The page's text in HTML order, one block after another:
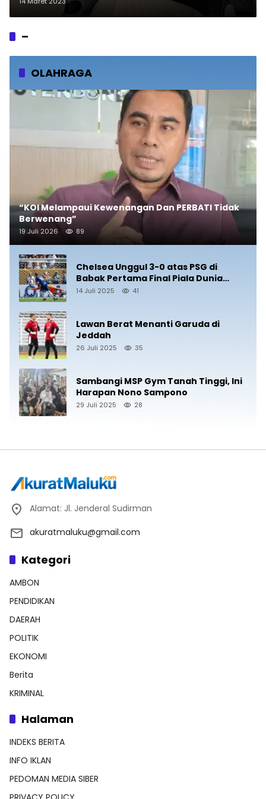
–
OLAHRAGA
“KOI Melampaui Kewenangan Dan PERBATI Tidak
Berwenang”
19 Juli 2026 89
Chelsea Unggul 3-0 atas PSG di
Babak Pertama Final Piala Dunia
Antarklub 2025
14 Juli 2025 41
Lawan Berat Menanti Garuda di
Jeddah
26 Juli 2025 35
Sambangi MSP Gym Tanah Tinggi, Ini
Harapan Nono Sampono
29 Juli 2025 28
Alamat: Jl. Jenderal Sudirman
akuratmaluku@gmail.com
Kategori
AMBON
PENDIDIKAN
DAERAH
POLITIK
EKONOMI
Berita
KRIMINAL
Halaman
INDEKS BERITA
INFO IKLAN
PEDOMAN MEDIA SIBER